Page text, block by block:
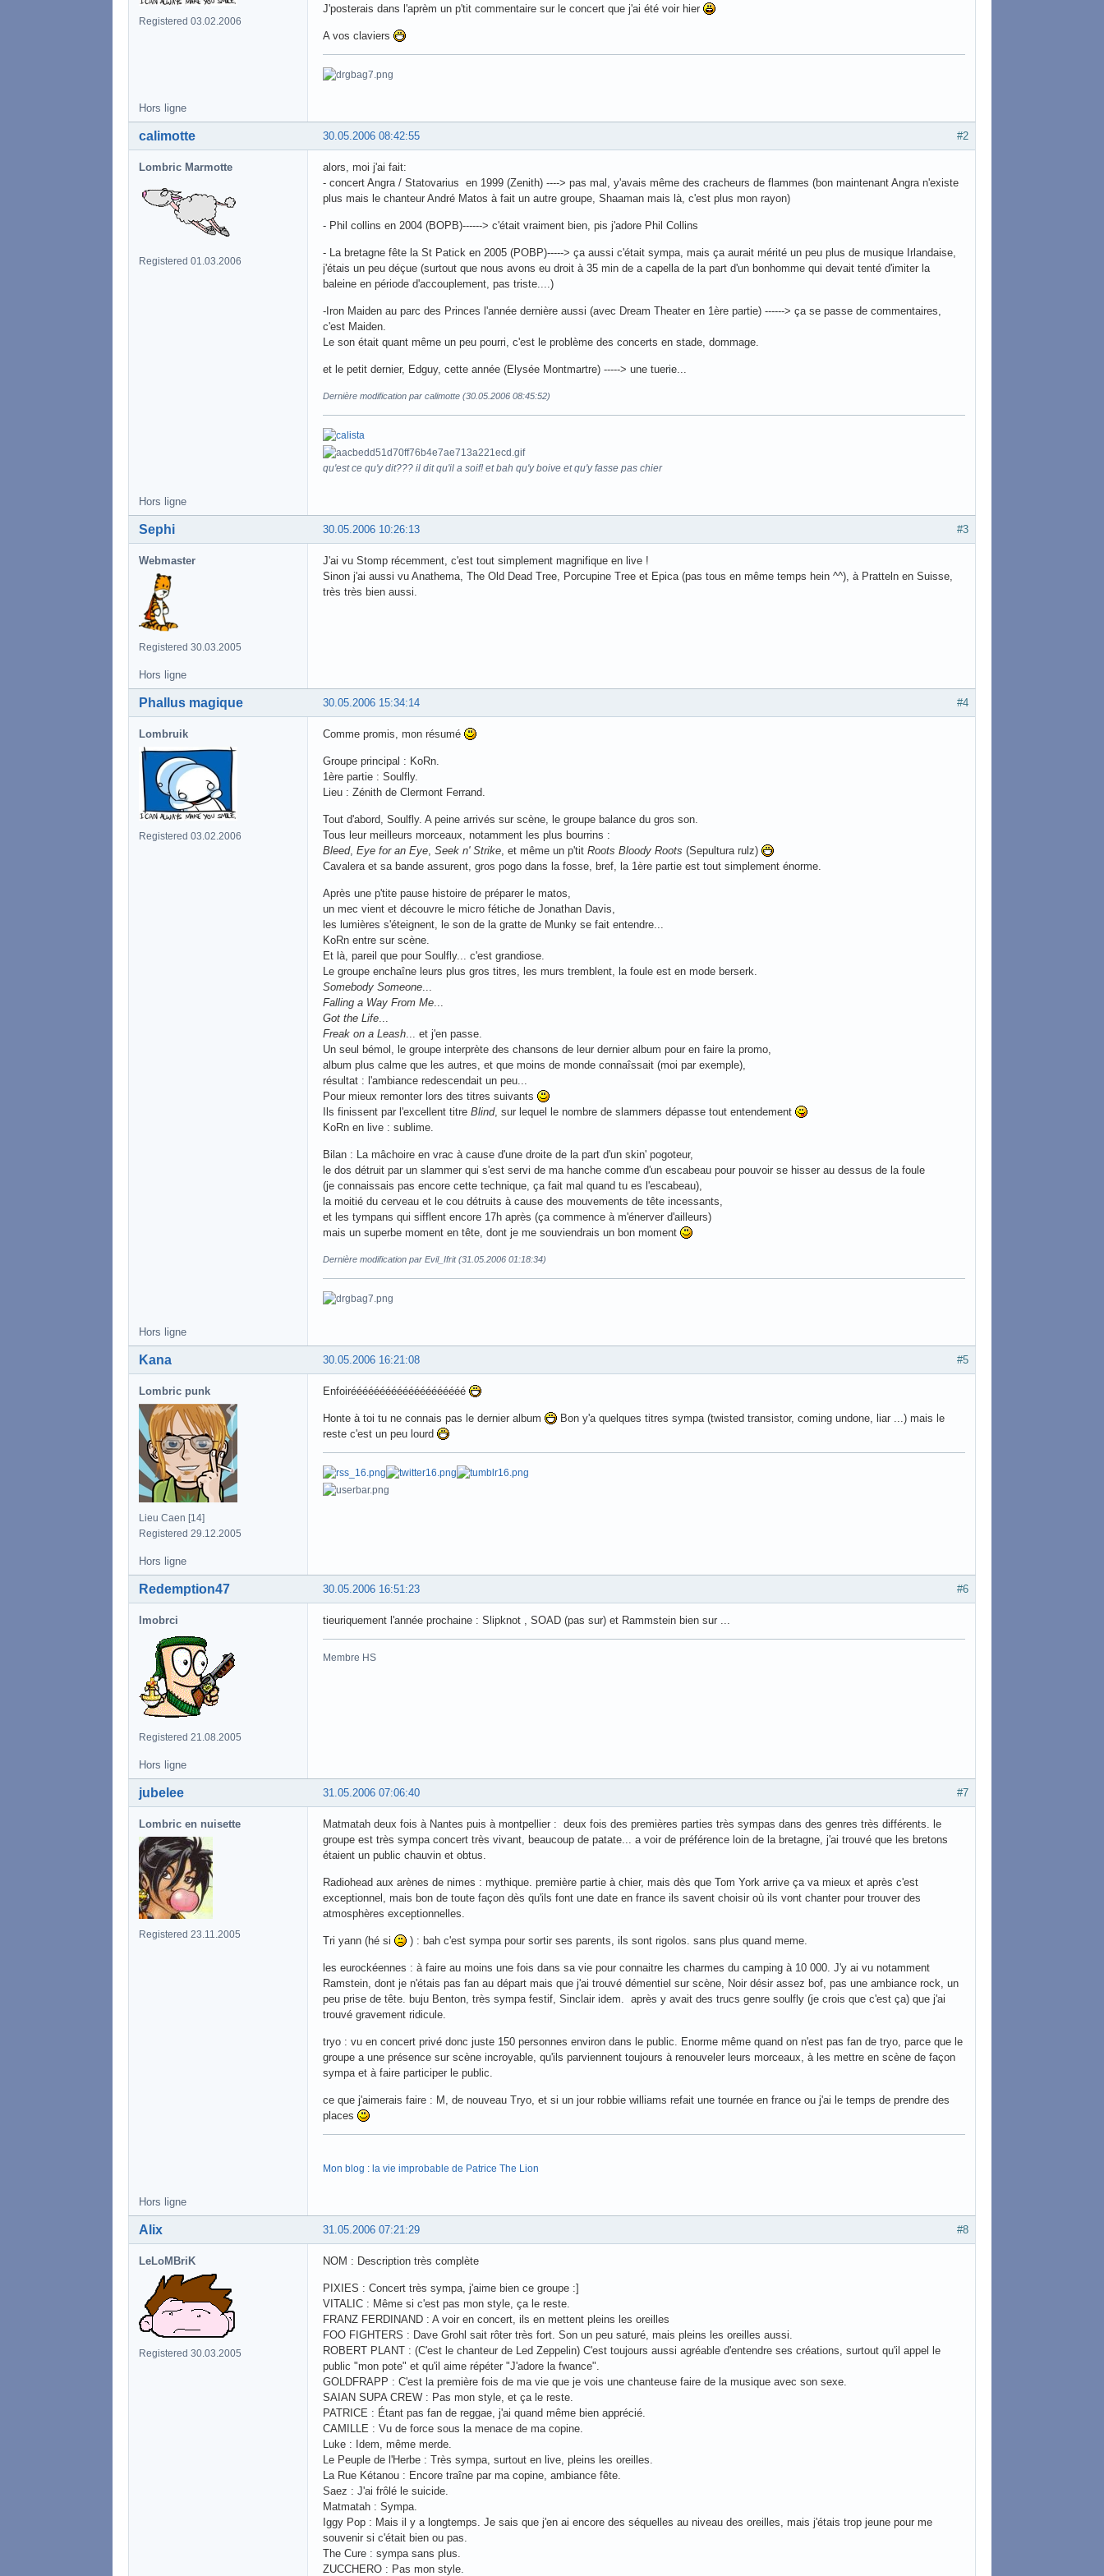
Registered 03.02.2006
J'posterais dans l'aprèm un p'tit commentaire sur le concert que j'ai été voir hier
A vos claviers
Hors ligne
#2
30.05.2006 08:42:55
calimotte
Lombric Marmotte
Registered 01.03.2006
alors, moi j'ai fait:
- concert Angra / Statovarius en 1999 (Zenith) ----> pas mal, y'avais même des cracheurs de flammes (bon maintenant Angra n'existe
plus mais le chanteur André Matos à fait un autre groupe, Shaaman mais là, c'est plus mon rayon)
- Phil collins en 2004 (BOPB)------> c'était vraiment bien, pis j'adore Phil Collins
- La bretagne fête la St Patick en 2005 (POBP)-----> ça aussi c'était sympa, mais ça aurait mérité un peu plus de musique Irlandaise,
j'étais un peu déçue (surtout que nous avons eu droit à 35 min de a capella de la part d'un bonhomme qui devait tenté d'imiter la
baleine en période d'accouplement, pas triste....)
-Iron Maiden au parc des Princes l'année dernière aussi (avec Dream Theater en 1ère partie) ------> ça se passe de commentaires,
c'est Maiden.
Le son était quant même un peu pourri, c'est le problème des concerts en stade, dommage.
et le petit dernier, Edguy, cette année (Elysée Montmartre) -----> une tuerie...
Dernière modification par calimotte (30.05.2006 08:45:52)
qu'est ce qu'y dit??? il dit qu'il a soif! et bah qu'y boive et qu'y fasse pas chier
Hors ligne
#3
30.05.2006 10:26:13
Sephi
Webmaster
Registered 30.03.2005
J'ai vu Stomp récemment, c'est tout simplement magnifique en live !
Sinon j'ai aussi vu Anathema, The Old Dead Tree, Porcupine Tree et Epica (pas tous en même temps hein ^^), à Pratteln en Suisse,
très très bien aussi.
Hors ligne
#4
30.05.2006 15:34:14
Phallus magique
Lombruik
Registered 03.02.2006
Comme promis, mon résumé
Groupe principal : KoRn.
1ère partie : Soulfly.
Lieu : Zénith de Clermont Ferrand.
Tout d'abord, Soulfly. A peine arrivés sur scène, le groupe balance du gros son.
Tous leur meilleurs morceaux, notamment les plus bourrins :
Bleed, Eye for an Eye Seek n' Strike , et même un p'tit Roots Bloody Roots (Sepultura rulz)
Cavalera et sa bande assurent, gros pogo dans la fosse, bref, la 1ère partie est tout simplement énorme.
Après une p'tite pause histoire de préparer le matos,
un mec vient et découvre le micro fétiche de Jonathan Davis,
les lumières s'éteignent, le son de la gratte de Munky se fait entendre...
KoRn entre sur scène.
Et là, pareil que pour Soulfly... c'est grandiose.
Le groupe enchaîne leurs plus gros titres, les murs tremblent, la foule est en mode berserk.
Somebody Someone
Falling a Way From Me
Got the Life
Freak on a Leash ... et j'en passe.
Un seul bémol, le groupe interprète des chansons de leur dernier album pour en faire la promo,
album plus calme que les autres, et que moins de monde connaîssait (moi par exemple),
résultat : l'ambiance redescendait un peu...
Pour mieux remonter lors des titres suivants
Ils finissent par l'excellent titre Blind, sur lequel le nombre de slammers dépasse tout entendement
KoRn en live : sublime.
Bilan : La mâchoire en vrac à cause d'une droite de la part d'un skin' pogoteur,
le dos détruit par un slammer qui s'est servi de ma hanche comme d'un escabeau pour pouvoir se hisser au dessus de la foule
(je connaissais pas encore cette technique, ça fait mal quand tu es l'escabeau),
la moitié du cerveau et le cou détruits à cause des mouvements de tête incessants,
et les tympans qui sifflent encore 17h après (ça commence à m'énerver d'ailleurs)
mais un superbe moment en tête, dont je me souviendrais un bon moment
Dernière modification par Evil_Ifrit (31.05.2006 01:18:34)
Hors ligne
#5
30.05.2006 16:21:08
Kana
Lombric punk
Lieu Caen [14]
Registered 29.12.2005
Enfoiréééééééééééééééééééé
Honte à toi tu ne connais pas le dernier album
Bon y'a quelques titres sympa (twisted transistor, coming undone, liar ...) mais le
reste c'est un peu lourd
Hors ligne
#6
30.05.2006 16:51:23
Redemption47
lmobrci
Registered 21.08.2005
tieuriquement l'année prochaine : Slipknot , SOAD (pas sur) et Rammstein bien sur ...
Membre HS
Hors ligne
#7
31.05.2006 07:06:40
jubelee
Lombric en nuisette
Registered 23.11.2005
Matmatah deux fois à Nantes puis à montpellier : deux fois des premières parties très sympas dans des genres très différents. le
groupe est très sympa concert très vivant, beaucoup de patate... a voir de préférence loin de la bretagne, j'ai trouvé que les bretons
étaient un public chauvin et obtus.
Radiohead aux arènes de nimes : mythique. première partie à chier, mais dès que Tom York arrive ça va mieux et après c'est
exceptionnel, mais bon de toute façon dès qu'ils font une date en france ils savent choisir où ils vont chanter pour trouver des
atmosphères exceptionnelles.
Tri yann (hé si ) : bah c'est sympa pour sortir ses parents, ils sont rigolos. sans plus quand meme.
les eurockéennes : à faire au moins une fois dans sa vie pour connaitre les charmes du camping à 10 000. J'y ai vu notamment
Ramstein, dont je n'étais pas fan au départ mais que j'ai trouvé démentiel sur scène, Noir désir assez bof, pas une ambiance rock, un
peu prise de tête. buju Benton, très sympa festif, Sinclair idem. après y avait des trucs genre soulfly (je crois que c'est ça) que j'ai
trouvé gravement ridicule.
tryo : vu en concert privé donc juste 150 personnes environ dans le public. Enorme même quand on n'est pas fan de tryo, parce que le
groupe a une présence sur scène incroyable, qu'ils parviennent toujours à renouveler leurs morceaux, à les mettre en scène de façon
sympa et à faire participer le public.
ce que j'aimerais faire : M, de nouveau Tryo, et si un jour robbie williams refait une tournée en france ou j'ai le temps de prendre des
places
Mon blog : la vie improbable de Patrice The Lion
Hors ligne
#8
31.05.2006 07:21:29
Alix
LeLoMBriK
Registered 30.03.2005
NOM : Description très complète
PIXIES : Concert très sympa, j'aime bien ce groupe :]
VITALIC : Même si c'est pas mon style, ça le reste.
FRANZ FERDINAND : A voir en concert, ils en mettent pleins les oreilles
FOO FIGHTERS : Dave Grohl sait rôter très fort. Son un peu saturé, mais pleins les oreilles aussi.
ROBERT PLANT : (C'est le chanteur de Led Zeppelin) C'est toujours aussi agréable d'entendre ses créations, surtout qu'il appel le
public "mon pote" et qu'il aime répéter "J'adore la fwance".
GOLDFRAPP : C'est la première fois de ma vie que je vois une chanteuse faire de la musique avec son sexe.
SAIAN SUPA CREW : Pas mon style, et ça le reste.
PATRICE : Étant pas fan de reggae, j'ai quand même bien apprécié.
CAMILLE : Vu de force sous la menace de ma copine.
Luke : Idem, même merde.
Le Peuple de l'Herbe : Très sympa, surtout en live, pleins les oreilles.
La Rue Kétanou : Encore traîne par ma copine, ambiance fête.
Saez : J'ai frôlé le suicide.
Matmatah : Sympa.
Iggy Pop : Mais il y a longtemps. Je sais que j'en ai encore des séquelles au niveau des oreilles, mais j'étais trop jeune pour me
souvenir si c'était bien ou pas.
The Cure : sympa sans plus.
ZUCCHERO : Pas mon style.